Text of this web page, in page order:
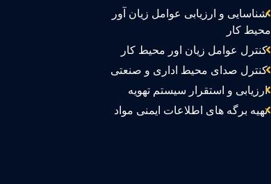
شناسایی و ارزیابی عوامل زیان آور
محیط کار
کنترل عوامل زیان اور محیط کار
کنترل صدای محیط اداری و صنعتی
ارزیابی و استقرار سیستم تهویه
تهیه برگه های اطلاعات ایمنی مواد